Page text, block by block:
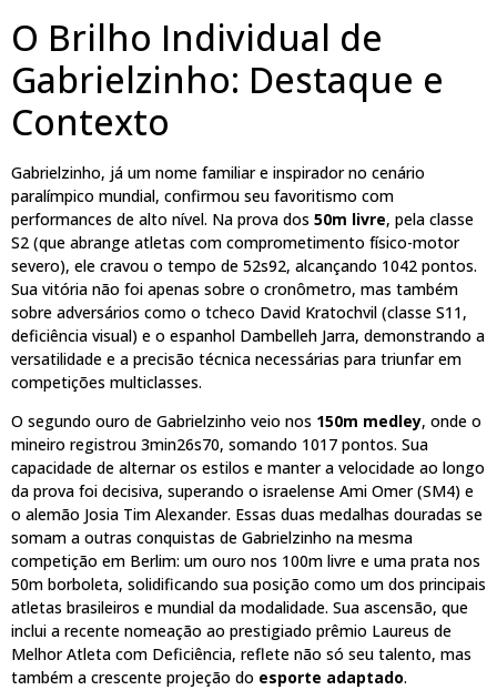
O Brilho Individual de
Gabrielzinho: Destaque e
Contexto
Gabrielzinho, já um nome familiar e inspirador no cenário
paralímpico mundial, confirmou seu favoritismo com
performances de alto nível. Na prova dos 50m livre, pela classe
S2 (que abrange atletas com comprometimento físico-motor
severo), ele cravou o tempo de 52s92, alcançando 1042 pontos.
Sua vitória não foi apenas sobre o cronômetro, mas também
sobre adversários como o tcheco David Kratochvil (classe S11,
deficiência visual) e o espanhol Dambelleh Jarra, demonstrando a
versatilidade e a precisão técnica necessárias para triunfar em
competições multiclasses.
O segundo ouro de Gabrielzinho veio nos 150m medley, onde o
mineiro registrou 3min26s70, somando 1017 pontos. Sua
capacidade de alternar os estilos e manter a velocidade ao longo
da prova foi decisiva, superando o israelense Ami Omer (SM4) e
o alemão Josia Tim Alexander. Essas duas medalhas douradas se
somam a outras conquistas de Gabrielzinho na mesma
competição em Berlim: um ouro nos 100m livre e uma prata nos
50m borboleta, solidificando sua posição como um dos principais
atletas brasileiros e mundial da modalidade. Sua ascensão, que
inclui a recente nomeação ao prestigiado prêmio Laureus de
Melhor Atleta com Deficiência, reflete não só seu talento, mas
também a crescente projeção do esporte adaptado.